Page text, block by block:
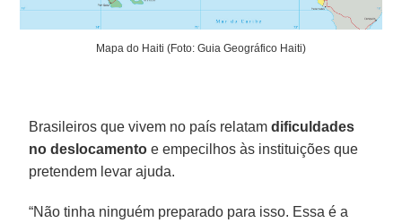
Mapa do Haiti (Foto: Guia Geográfico Haiti)
Brasileiros que vivem no país relatamdificuldades
no deslocamento e empecilhos às instituições que
pretendem levar ajuda.
“Não tinha ninguém preparado para isso. Essa é a